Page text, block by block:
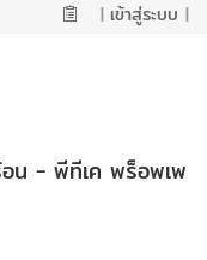
| เข้าสู่ระบบ |
น - พีทีเค พร็อพเพ